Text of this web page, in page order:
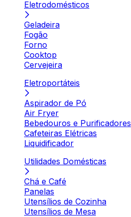
Eletrodomésticos
Geladeira
Fogão
Forno
Cooktop
Cervejeira
Eletroportáteis
Aspirador de Pó
Air Fryer
Bebedouros e Purificadores
Cafeteiras Elétricas
Liquidificador
Utilidades Domésticas
Chá e Café
Panelas
Utensílios de Cozinha
Utensílios de Mesa